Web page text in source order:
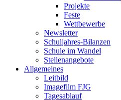
Projekte
Feste
Wettbewerbe
Newsletter
Schuljahres-Bilanzen
Schule im Wandel
Stellenangebote
Allgemeines
Leitbild
Imagefilm FJG
Tagesablauf